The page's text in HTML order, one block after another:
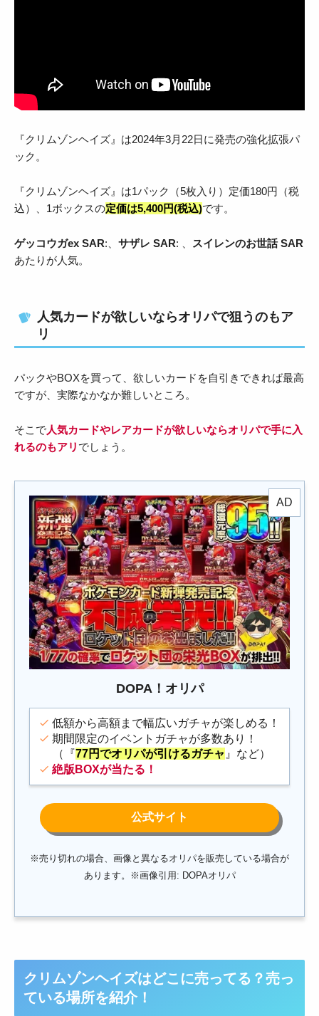
『クリムゾンヘイズ』は2024年3月22日に発売の強化拡張パ
ック。
『クリムゾンヘイズ』は1パック（5枚入り）定価180円（税
込）、1ボックスの定価は5,400円(税込)です。
ゲッコウガex SAR:、 サザレ SAR: 、
スイレンのお世話 SAR
あたりが人気。
人気カードが欲しいならオリパで狙うのもア
リ
パックやBOXを買って、欲しいカードを自引きできれば最高
ですが、実際なかなか難しいところ。
そこで人気カードやレアカードが欲しいならオリパで手に入
れるのもアリ でしょう。
DOPA！オリパ
低額から高額まで幅広いガチャが楽しめる！
期間限定のイベントガチャが多数あり！
（『77円でオリパが引けるガチャ 』など）
絶版BOXが当たる！
※売り切れの場合、画像と異なるオリパを販売している場合が
あります。※画像引用: DOPAオリパ
クリムゾンヘイズはどこに売ってる？売っ
ている場所を紹介！